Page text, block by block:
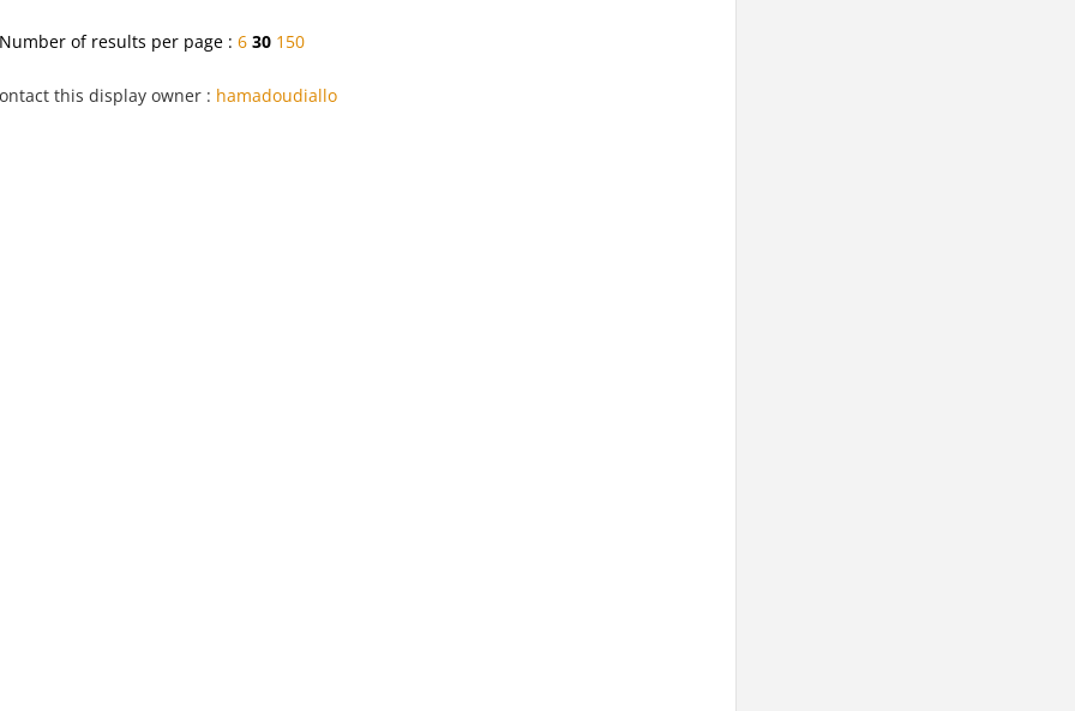
Number of results per page : 6 30 150
this display owner : hamadoudiallo